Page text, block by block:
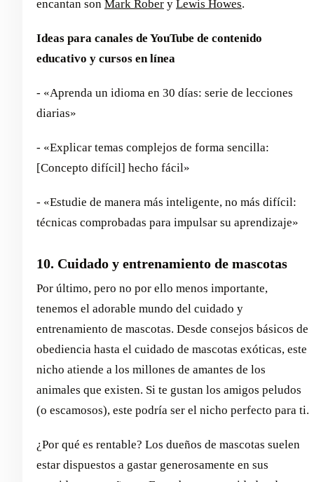
encantan son Mark Rober y Lewis Howes.
Ideas para canales de YouTube de contenido
educativo y cursos en línea
- «Aprenda un idioma en 30 días: serie de lecciones
diarias»
- «Explicar temas complejos de forma sencilla:
[Concepto difícil] hecho fácil»
- «Estudie de manera más inteligente, no más difícil:
técnicas comprobadas para impulsar su aprendizaje»
10. Cuidado y entrenamiento de mascotas
Por último, pero no por ello menos importante,
tenemos el adorable mundo del cuidado y
entrenamiento de mascotas. Desde consejos básicos de
obediencia hasta el cuidado de mascotas exóticas, este
nicho atiende a los millones de amantes de los
animales que existen. Si te gustan los amigos peludos
(o escamosos), este podría ser el nicho perfecto para ti.
¿Por qué es rentable? Los dueños de mascotas suelen
estar dispuestos a gastar generosamente en sus